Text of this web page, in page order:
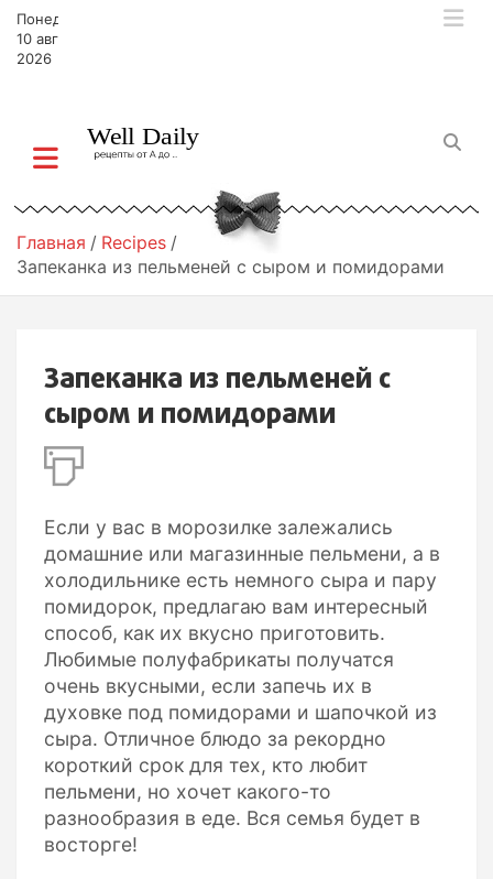
Понедельник,
10 августа,
2026
Главная
Recipes
Запеканка из пельменей c сыром и помидорами
Запеканка из пельменей c
сыром и помидорами
Если у вас в морозилке залежались
домашние или магазинные пельмени, а в
холодильнике есть немного сыра и пару
помидорок, предлагаю вам интересный
способ, как их вкусно приготовить.
Любимые полуфабрикаты получатся
очень вкусными, если запечь их в
духовке под помидорами и шапочкой из
сыра. Отличное блюдо за рекордно
короткий срок для тех, кто любит
пельмени, но хочет какого-то
разнообразия в еде. Вся семья будет в
восторге!